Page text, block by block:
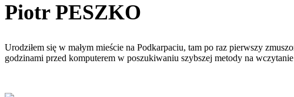
Piotr PESZKO
Urodziłem się w małym mieście na Podkarpaciu, tam po raz pierwszy
godzinami przed komputerem w poszukiwaniu szybszej metody na